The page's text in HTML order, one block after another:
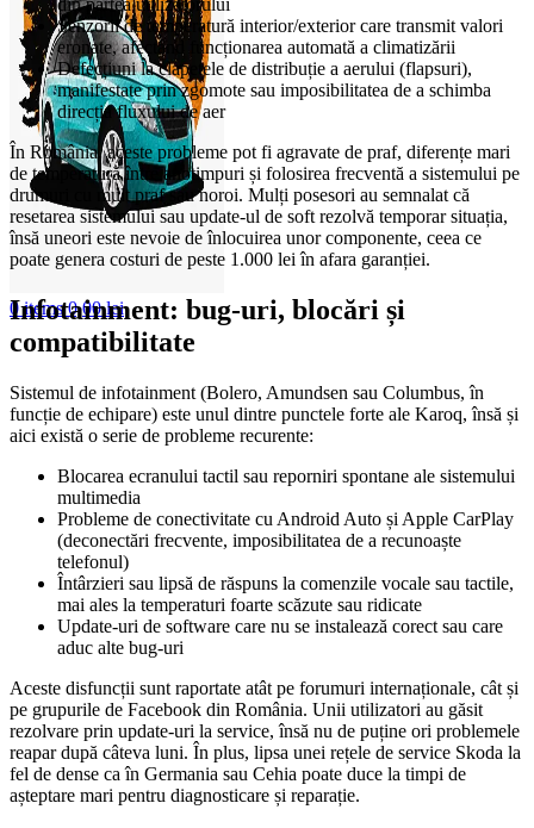
0items 0,00lei
din partea utilizatorului
Senzorii de temperatură interior/exterior care transmit valori
eronate, afectând funcționarea automată a climatizării
Defecțiuni la clapetele de distribuție a aerului (flapsuri),
manifestate prin zgomote sau imposibilitatea de a schimba
direcția fluxului de aer
În România, aceste probleme pot fi agravate de praf, diferențe mari
de temperatură între anotimpuri și folosirea frecventă a sistemului pe
drumuri cu mult praf sau noroi. Mulți posesori au semnalat că
resetarea sistemului sau update-ul de soft rezolvă temporar situația,
însă uneori este nevoie de înlocuirea unor componente, ceea ce
poate genera costuri de peste 1.000 lei în afara garanției.
Infotainment: bug-uri, blocări și
compatibilitate
Sistemul de infotainment (Bolero, Amundsen sau Columbus, în
funcție de echipare) este unul dintre punctele forte ale Karoq, însă și
aici există o serie de probleme recurente:
Blocarea ecranului tactil sau reporniri spontane ale sistemului
multimedia
Probleme de conectivitate cu Android Auto și Apple CarPlay
(deconectări frecvente, imposibilitatea de a recunoaște
telefonul)
Întârzieri sau lipsă de răspuns la comenzile vocale sau tactile,
mai ales la temperaturi foarte scăzute sau ridicate
Update-uri de software care nu se instalează corect sau care
aduc alte bug-uri
Aceste disfuncții sunt raportate atât pe forumuri internaționale, cât și
pe grupurile de Facebook din România. Unii utilizatori au găsit
rezolvare prin update-uri la service, însă nu de puține ori problemele
reapar după câteva luni. În plus, lipsa unei rețele de service Skoda la
fel de dense ca în Germania sau Cehia poate duce la timpi de
așteptare mari pentru diagnosticare și reparație.